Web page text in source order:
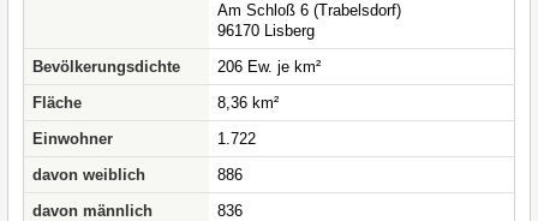
Am Schloß 6 (Trabelsdorf)
96170 Lisberg
Bevölkerungsdichte
206 Ew. je km²
Fläche
8,36 km²
Einwohner
1.722
davon weiblich
886
davon männlich
836